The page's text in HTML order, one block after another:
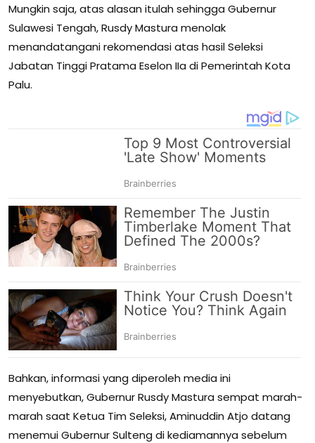
Mungkin saja, atas alasan itulah sehingga Gubernur
Sulawesi Tengah, Rusdy Mastura menolak
menandatangani rekomendasi atas hasil Seleksi
Jabatan Tinggi Pratama Eselon IIa di Pemerintah Kota
Palu.
Bahkan, informasi yang diperoleh media ini
menyebutkan, Gubernur Rusdy Mastura sempat marah-
marah saat Ketua Tim Seleksi, Aminuddin Atjo datang
menemui Gubernur Sulteng di kediamannya sebelum